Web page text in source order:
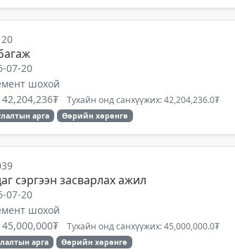
07-20
шохой
42,204,236₮ Тухайн онд санхүүжих: 42,204,236.0₮
арга Өөрийн хөрөнгө
сэргээн засварлах ажил
07-20
шохой
45,000,000₮ Тухайн онд санхүүжих: 45,000,000.0₮
арга Өөрийн хөрөнгө